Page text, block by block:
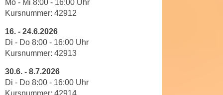
Mo - Mi 8:00 - 16:00 Uhr
Kursnummer: 42912
16. - 24.6.2026
Di - Do 8:00 - 16:00 Uhr
Kursnummer: 42913
30.6. - 8.7.2026
Di - Do 8:00 - 16:00 Uhr
Kursnummer: 42914
r
a
r
k
e
n
e
n
e
m
d